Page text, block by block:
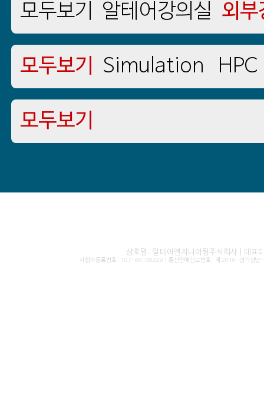
모두보기 알테어강의실 외부
모두보기 Simulation HPC
모두보기
상호명 : 알테어엔지니어링주식회사 | 대표
사업자등록번호 : 107-86-08229 | 통신판매신고번호 : 제 2016-경기성